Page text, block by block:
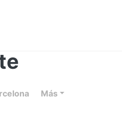
Más